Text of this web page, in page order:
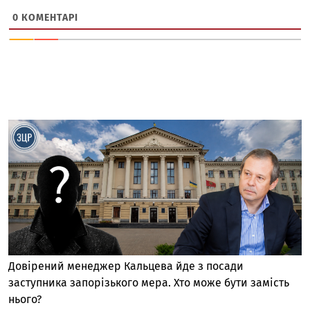
0 КОМЕНТАРІ
Довірений менеджер Кальцева йде з посади
заступника запорізького мера. Хто може бути замість
нього?